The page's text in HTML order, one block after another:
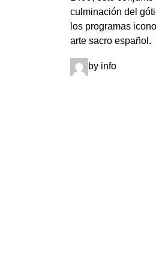
culminación del
los programas
arte sacro
by info